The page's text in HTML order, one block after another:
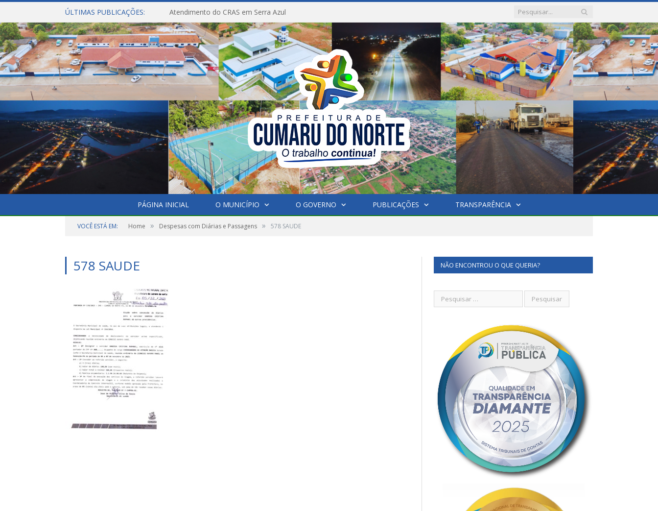
ÚLTIMAS PUBLICAÇÕES: Atendimento do CRAS em Serra Azul
PÁGINA INICIAL O MUNICÍPIO O GOVERNO PUBLICAÇÕES TRANSPARÊNCIA
VOCÊ ESTÁ EM: Home » Despesas com Diárias e Passagens » 578 SAUDE
578 SAUDE NÃO ENCONTROU O QUE QUERIA?